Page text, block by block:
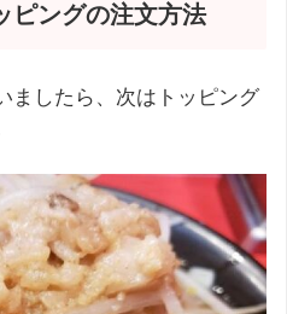
ピングの注文方法
ましたら、次はトッピング